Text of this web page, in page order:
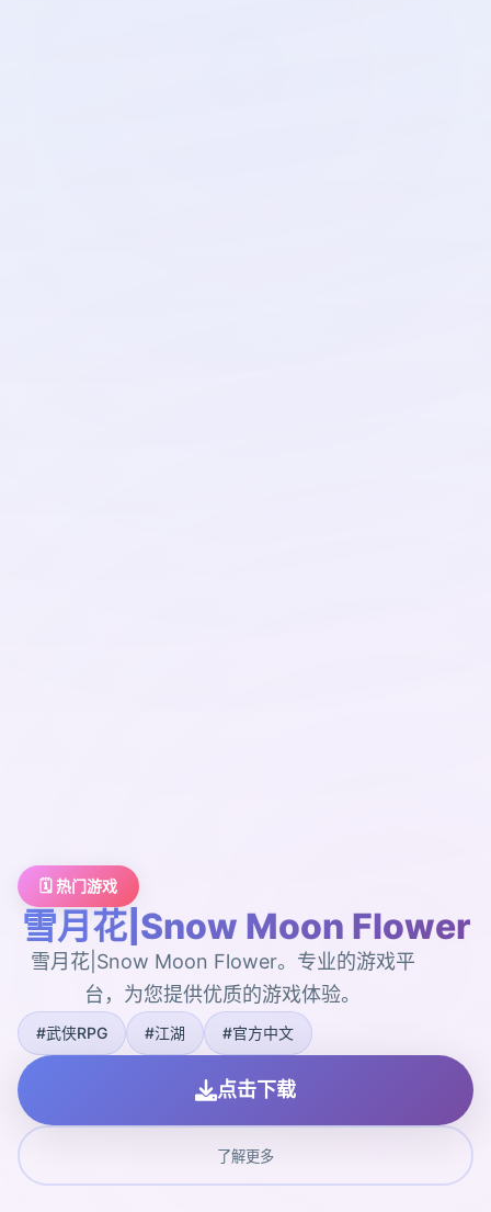
🗓️ 热门游戏
雪月花|Snow Moon Flower
雪月花|Snow Moon Flower。专业的游戏平
台，为您提供优质的游戏体验。
#武侠RPG #江湖 #官方中文
点击下载
了解更多